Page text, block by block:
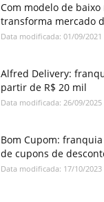
Com modelo de
transforma mercado
Data modificada: 01/09/2021
Alfred Delivery:
partir de R$ 20 mil
Data modificada: 26/09/2025
Bom Cupom:
de cupons de
Data modificada: 17/10/2023